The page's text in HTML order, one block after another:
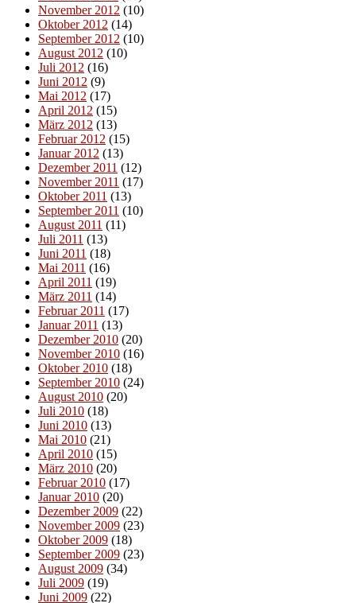
November 2012 (10)
Oktober 2012 (14)
September 2012 (10)
August 2012 (10)
Juli 2012 (16)
Juni 2012 (9)
Mai 2012 (17)
April 2012 (15)
März 2012 (13)
Februar 2012 (15)
Januar 2012 (13)
Dezember 2011 (12)
November 2011 (17)
Oktober 2011 (13)
September 2011 (10)
August 2011 (11)
Juli 2011 (13)
Juni 2011 (18)
Mai 2011 (16)
April 2011 (19)
März 2011 (14)
Februar 2011 (17)
Januar 2011 (13)
Dezember 2010 (20)
November 2010 (16)
Oktober 2010 (18)
September 2010 (24)
August 2010 (20)
Juli 2010 (18)
Juni 2010 (13)
Mai 2010 (21)
April 2010 (15)
März 2010 (20)
Februar 2010 (17)
Januar 2010 (20)
Dezember 2009 (22)
November 2009 (23)
Oktober 2009 (18)
September 2009 (23)
August 2009 (34)
Juli 2009 (19)
Juni 2009 (22)